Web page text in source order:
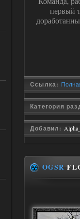
первый
Ссылка:
Категория
Добавил:
OGSR